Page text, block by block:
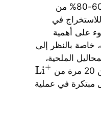
الملحية، التي تحتوي على 60-80% من
للاستخراج في
على أهمية
خاصة بالنظر إلى
الملحية،
Li+
مبتكرة في عملية